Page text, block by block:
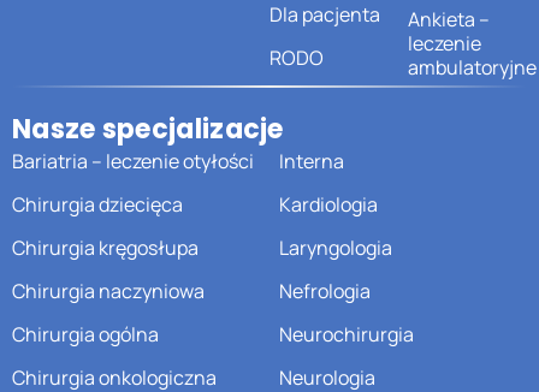
Dla pacjenta
RODO
Ankieta –
leczenie
ambulatoryjne
Nasze specjalizacje
Bariatria – leczenie otyłości
Chirurgia dziecięca
Chirurgia kręgosłupa
Chirurgia naczyniowa
Chirurgia ogólna
Chirurgia onkologiczna
Interna
Kardiologia
Laryngologia
Nefrologia
Neurochirurgia
Neurologia